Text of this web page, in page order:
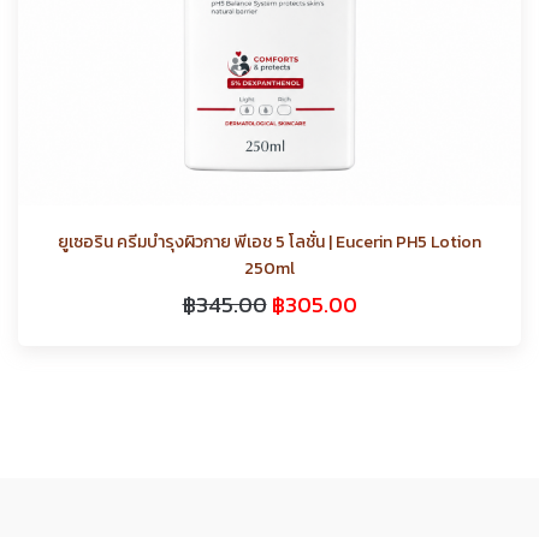
ยูเซอริน ครีมบำรุงผิวกาย พีเอช 5 โลชั่น | Eucerin PH5 Lotion
250ml
฿345.00 ฿305.00